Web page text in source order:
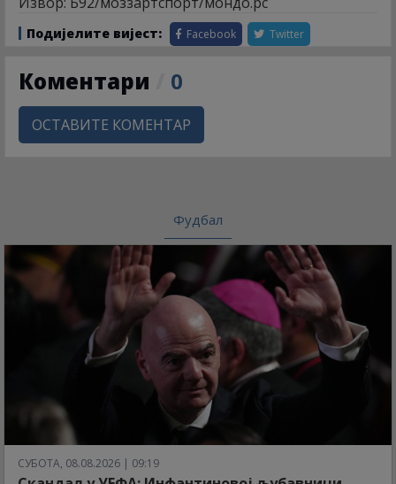
Подијелите вијест: Facebook Twitter
Коментари 0
ОСТАВИТЕ КОМЕНТАР
Фудбал
СУБОТА, 08.08.2026 | 09:19